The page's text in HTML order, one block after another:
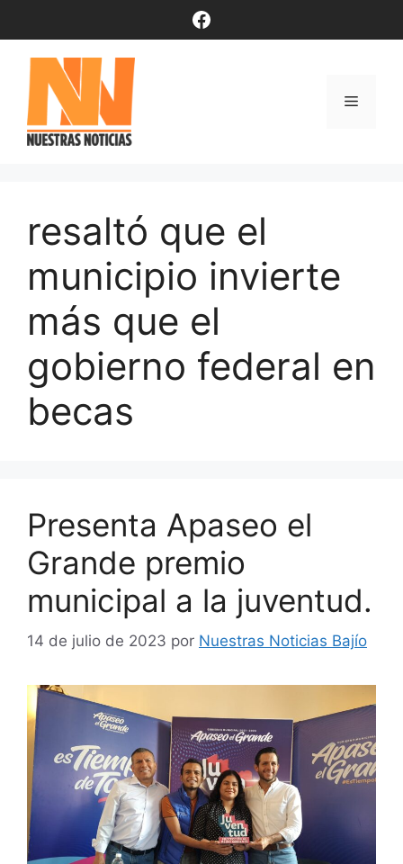
contenido
Facebook
Menú
resaltó que el
municipio invierte
más que el
gobierno federal en
becas
Presenta Apaseo el
Grande premio
municipal a la juventud.
14 de julio de 2023 por Nuestras Noticias Bajío